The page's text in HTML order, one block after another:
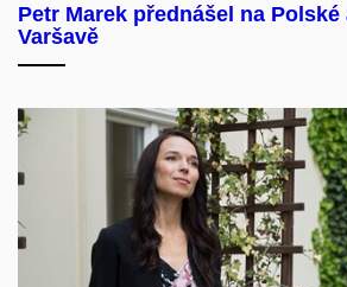
Petr Marek přednášel na
Varšavě